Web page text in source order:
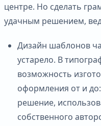
центре. Но сделать
удачным решением,
Дизайн шаблонов
устарело. В
возможность
оформления от и
решение,
собственного